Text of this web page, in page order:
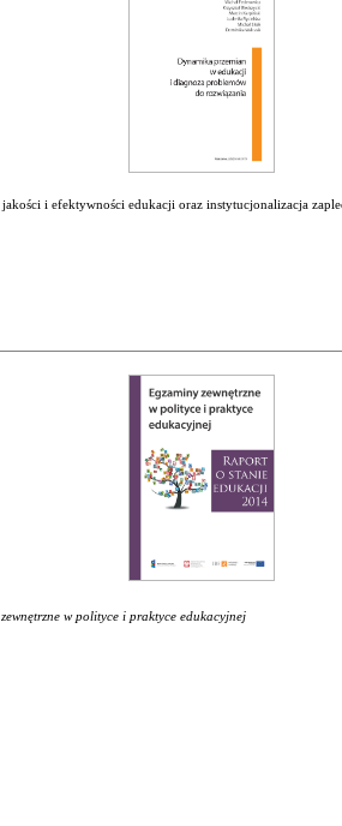
i efektywności edukacji oraz instytucjonalizacja
w polityce i praktyce edukacyjnej